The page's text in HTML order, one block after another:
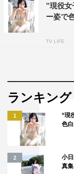
”現役
ー姿で
TV LIFE
ランキング
1
“現
色
2
小
真